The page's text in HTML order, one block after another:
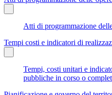
Atti di programmazione
Tempi costi e indicatori di
Tempi, costi unitari e
pubbliche in corso o